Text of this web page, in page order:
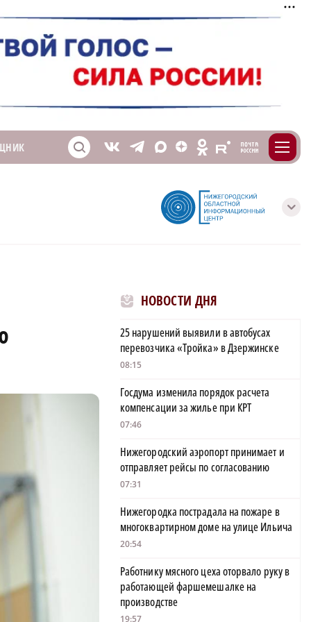
S V T X Z O E m
с
НОВОСТИ ДНЯ
25 нарушений выявили в автобусах
перевозчика «Тройка» в Дзержинске
08:15
Госдума изменила порядок расчета
компенсации за жилье при КРТ
07:46
Нижегородский аэропорт принимает и
отправляет рейсы по согласованию
07:31
Нижегородка пострадала на пожаре в
многоквартирном доме на улице Ильича
20:54
Работнику мясного цеха оторвало руку в
работающей фаршемешалке на
производстве
19:57